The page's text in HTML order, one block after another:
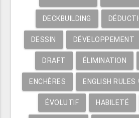
DECKBUILDING
DESSIN DÉVELOPPEMENT
DRAFT ÉLIMINATION
ENCHÈRES ENGLISH RULES
ÉVOLUTIF HABILETÉ